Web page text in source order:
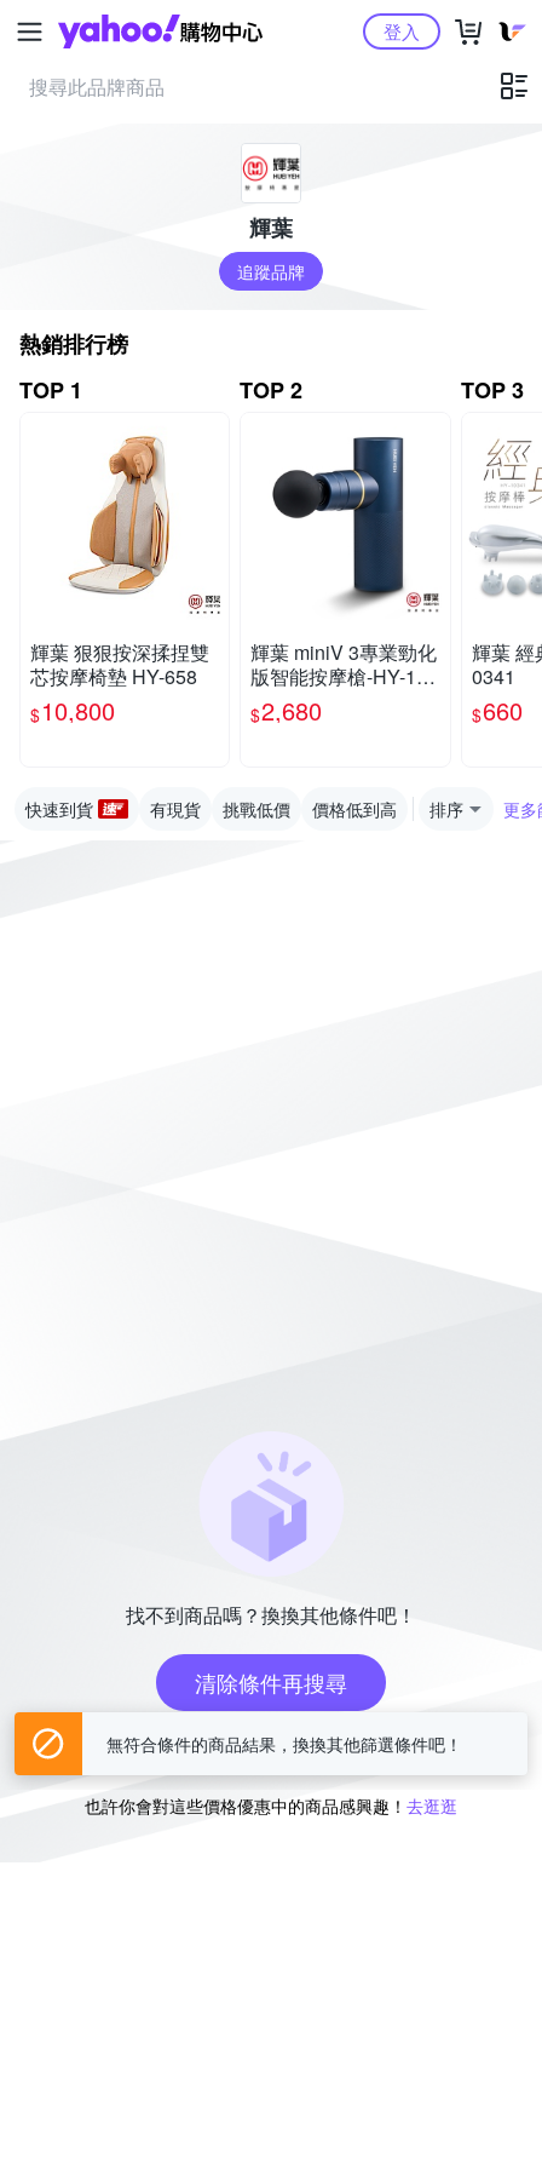
Yahoo購物中心登入
輝葉
追蹤品牌
熱銷排行榜
TOP 1
輝葉 狠狠按深揉捏雙
芯按摩椅墊 HY-658
$10,800
TOP 2
輝葉 miniV 3專業勁化
版智能按摩槍-HY-105
06
$2,680
TOP 3
輝葉 經
0341
$660
快速到貨 有現貨 挑戰低價 價格低到高 排序 更多
找不到商品嗎？換換其他條件吧！
清除條件再搜尋
或
也許你會對這些價格優惠中的商品感興趣！ 去逛逛
無符合條件的商品結果，換換其他篩選條件吧！